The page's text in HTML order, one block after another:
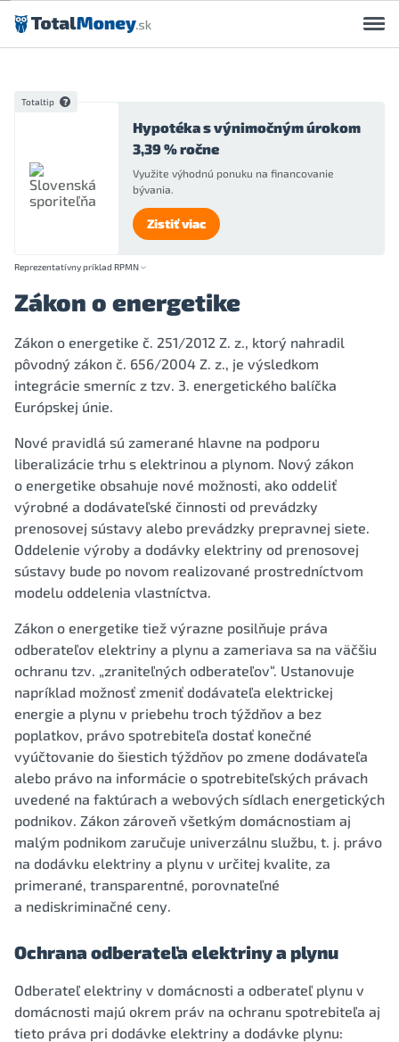
Preskočiť na obsah
Totaltip
Hypotéka s výnimočným úrokom
3,39 % ročne
Využite výhodnú ponuku na financovanie
bývania.
Zistiť viac
Reprezentatívny príklad RPMN
Zákon o energetike
Zákon o energetike č. 251/2012 Z. z., ktorý nahradil
pôvodný zákon č. 656/2004 Z. z., je výsledkom
integrácie smerníc z tzv. 3. energetického balíčka
Európskej únie.
Nové pravidlá sú zamerané hlavne na podporu
liberalizácie trhu s elektrinou a plynom. Nový zákon
o energetike obsahuje nové možnosti, ako oddeliť
výrobné a dodávateľské činnosti od prevádzky
prenosovej sústavy alebo prevádzky prepravnej siete.
Oddelenie výroby a dodávky elektriny od prenosovej
sústavy bude po novom realizované prostredníctvom
modelu oddelenia vlastníctva.
Zákon o energetike tiež výrazne posilňuje práva
odberateľov elektriny a plynu a zameriava sa na väčšiu
ochranu tzv. „zraniteľných odberateľov“. Ustanovuje
napríklad možnosť zmeniť dodávateľa elektrickej
energie a plynu v priebehu troch týždňov a bez
poplatkov, právo spotrebiteľa dostať konečné
vyúčtovanie do šiestich týždňov po zmene dodávateľa
alebo právo na informácie o spotrebiteľských právach
uvedené na faktúrach a webových sídlach energetických
podnikov. Zákon zároveň všetkým domácnostiam aj
malým podnikom zaručuje univerzálnu službu, t. j. právo
na dodávku elektriny a plynu v určitej kvalite, za
primerané, transparentné, porovnateľné
a nediskriminačné ceny.
Ochrana odberateľa elektriny a plynu
Odberateľ elektriny v domácnosti a odberateľ plynu v
domácnosti majú okrem práv na ochranu spotrebiteľa aj
tieto práva pri dodávke elektriny a dodávke plynu: